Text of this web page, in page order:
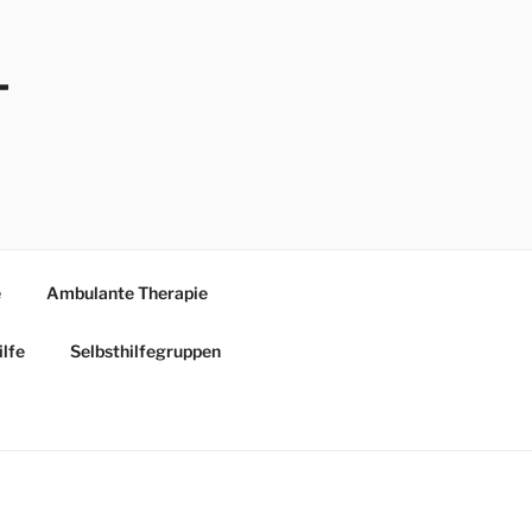
Ambulante Therapie
Selbsthilfegruppen